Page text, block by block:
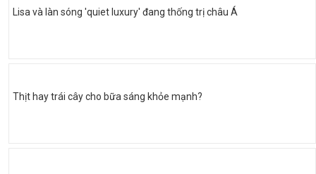
Lisa và làn sóng 'quiet luxury' đang thống trị châu Á
Thịt hay trái cây cho bữa sáng khỏe mạnh?